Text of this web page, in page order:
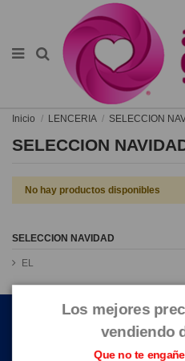
Inicio LENCERIA SELECCION
SELECCION
No hay productos disponibles
SELECCION NAVIDAD
EL
ENLACES DE INTERÉS
CONTACTE CON NOSOTROS
Los mejores
vendiendo
Que no te